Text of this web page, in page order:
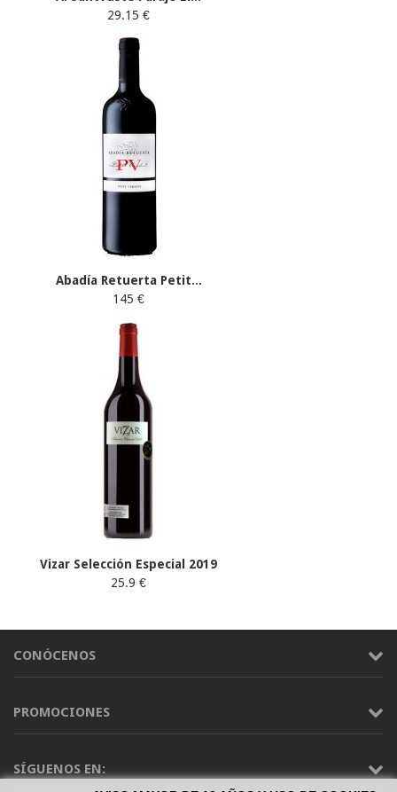
29.15 €
Abadía Retuerta Petit...
145 €
Vizar Selección Especial 2019
25.9 €
CONÓCENOS
PROMOCIONES
SÍGUENOS EN: